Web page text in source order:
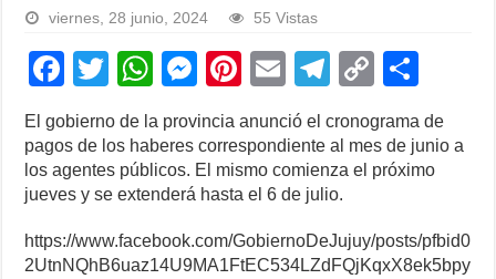
viernes, 28 junio, 2024 55 Vistas
F
a
c
e
b
o
T
wi
tt
er
W
at
s
A
p
M
e
ss
e
n
g
Pi
er
e
st
E
m
ail
T
e
gr
a
m
C
p
y
n
h
ar
e
El gobierno de la provincia anunció el cronograma de
pagos de los haberes correspondiente al mes de junio a
los agentes públicos. El mismo comienza el próximo
jueves y se extenderá hasta el 6 de julio.
https://www.facebook.com/GobiernoDeJujuy/posts/pfbid0
2UtnNQhB6uaz14U9MA1FtEC534LZdFQjKqxX8ek5bpy